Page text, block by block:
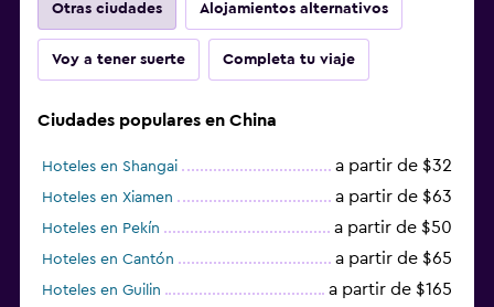
Otras ciudades Alojamientos alternativos
Voy a tener suerte Completa tu viaje
Ciudades populares en China
Hoteles en Shangai a partir de $32
Hoteles en Xiamen a partir de $63
Hoteles en Pekín a partir de $50
Hoteles en Cantón a partir de $65
Hoteles en Guilin a partir de $165